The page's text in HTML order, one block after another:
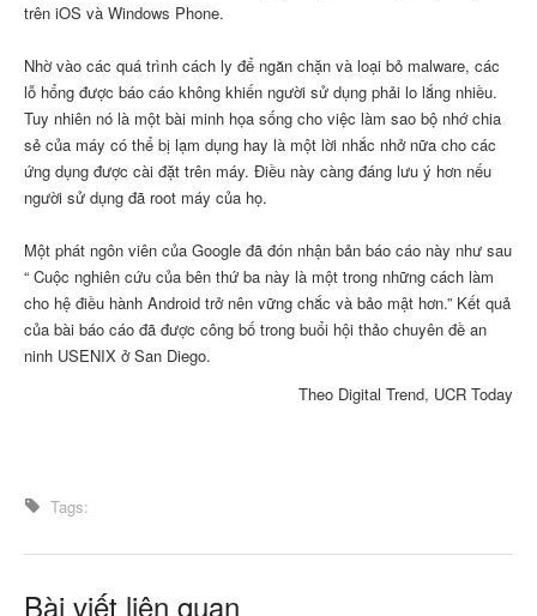
trên iOS và Windows Phone.
Nhờ vào các quá trình cách ly để ngăn chặn và loại bỏ malware, các
lỗ hổng được báo cáo không khiến người sử dụng phải lo lắng nhiều.
Tuy nhiên nó là một bài minh họa sống cho việc làm sao bộ nhớ chia
sẻ của máy có thể bị lạm dụng hay là một lời nhắc nhở nữa cho các
ứng dụng được cài đặt trên máy. Điều này càng đáng lưu ý hơn nếu
người sử dụng đã root máy của họ.
Một phát ngôn viên của Google đã đón nhận bản báo cáo này như sau
“ Cuộc nghiên cứu của bên thứ ba này là một trong những cách làm
cho hệ điều hành Android trở nên vững chắc và bảo mật hơn.” Kết quả
của bài báo cáo đã được công bố trong buổi hội thảo chuyên đề an
ninh USENIX ở San Diego.
Theo Digital Trend, UCR Today
Tags:
Bài viết liên quan